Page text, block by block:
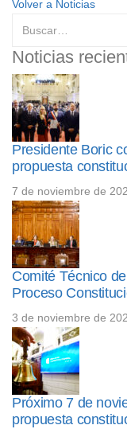
Volver a Noticias
Noticias
Presidente Boric
propuesta
7 de noviembre de
Comité Técnico
Proceso
3 de noviembre de
Próximo 7 de
propuesta